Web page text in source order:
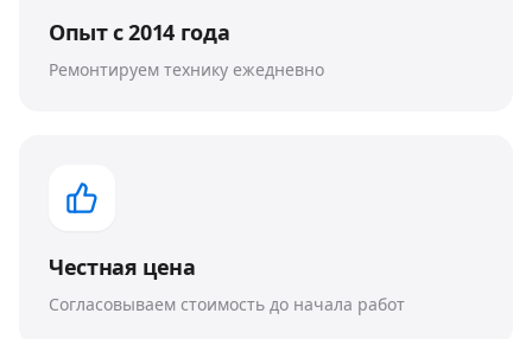
Опыт с 2014 года
Ремонтируем технику ежедневно
Честная цена
Согласовываем стоимость до начала работ